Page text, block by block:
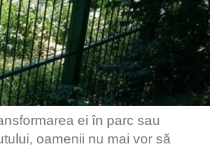
ei în parc sau
oamenii nu mai vor să